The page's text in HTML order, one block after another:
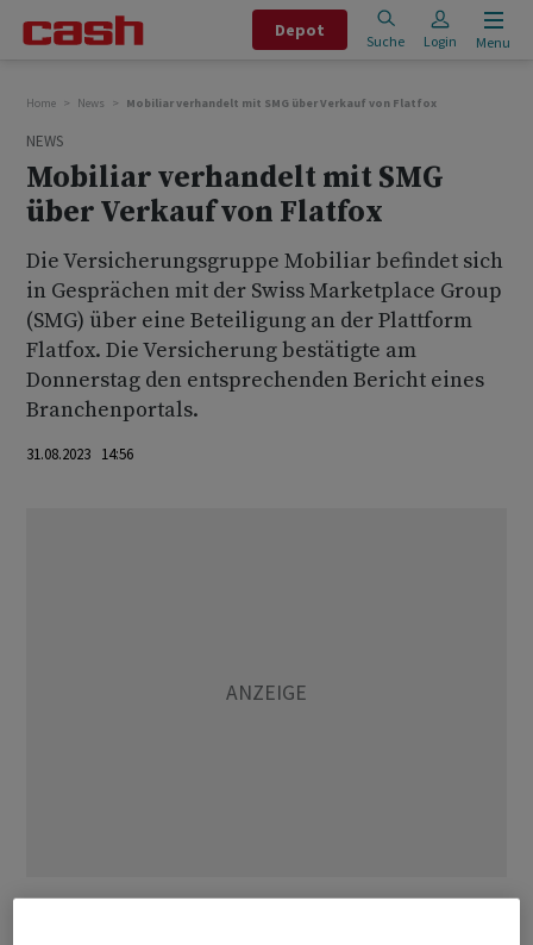
Depot
Suche Login Menu
Home News Mobiliar verhandelt mit SMG über Verkauf von Flatfox
NEWS
Mobiliar verhandelt mit SMG
über Verkauf von Flatfox
Die Versicherungsgruppe Mobiliar befindet sich
in Gesprächen mit der Swiss Marketplace Group
(SMG) über eine Beteiligung an der Plattform
Flatfox. Die Versicherung bestätigte am
Donnerstag den entsprechenden Bericht eines
Branchenportals.
31.08.2023 14:56